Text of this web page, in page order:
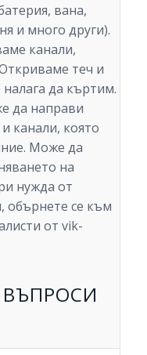
вана,
и много други).
канали,
теч и
налага да къртим.
да направи
канали, която
Може да
на
нужда от
обърнете се към
от vik-